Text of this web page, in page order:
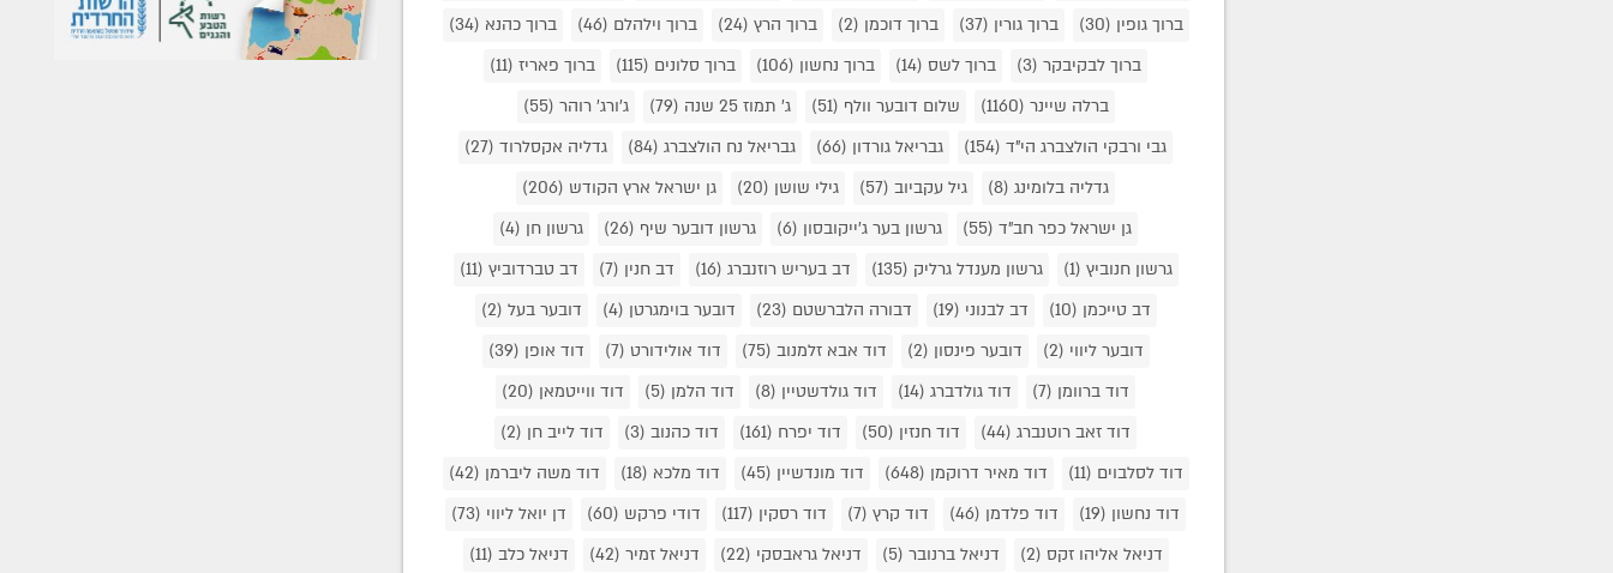
ברוך גופין (30) ברוך גורין (37) ברוך דוכמן (2) ברוך הרץ (24) ברוך וילהלם (46) ברוך כהנא (34)
ברוך לבקיבקר (3) ברוך לשס (14) ברוך נחשון (106) ברוך סלונים (115) ברוך פאריז (11)
ברלה שיינר (1160) שלום דובער וולף (51) ג' תמוז 25 שנה (79) ג'ורג' רוהר (55)
גבי ורבקי הולצברג הי"ד (154) גבריאל גורדון (66) גבריאל נח הולצברג (84) גדליה אקסלרוד (27)
גדליה בלומינג (8) גיל עקביוב (57) גילי שושן (20) גן ישראל ארץ הקודש (206)
גן ישראל כפר חב"ד (55) גרשון בער ג'ייקובסון (6) גרשון דובער שיף (26) גרשון חן (4)
גרשון חנוביץ (1) גרשון מענדל גרליק (135) דב בעריש רוזנברג (16) דב חנין (7) דב טברדוביץ (11)
דב טייכמן (10) דב לבנוני (19) דבורה הלברשטם (23) דובער בוימגרטן (4) דובער בעל (2)
דובער ליווי (2) דובער פינסון (2) דוד אבא זלמנוב (75) דוד אולידורט (7) דוד אופן (39)
דוד ברוומן (7) דוד גולדברג (14) דוד גולדשטיין (8) דוד הלמן (5) דוד ווייטמאן (20)
דוד זאב רוטנברג (44) דוד חנזין (50) דוד יפרח (161) דוד כהנוב (3) דוד לייב חן (2)
דוד לסלבוים (11) דוד מאיר דרוקמן (648) דוד מונדשיין (45) דוד מלכא (18) דוד משה ליברמן (42)
דוד נחשון (19) דוד פלדמן (46) דוד קרץ (7) דוד רסקין (117) דודי פרקש (60) דן יואל ליווי (73)
דניאל אליהו זקס (2) דניאל ברנובר (5) דניאל גראבסקי (22) דניאל זמיר (42) דניאל כלב (11)